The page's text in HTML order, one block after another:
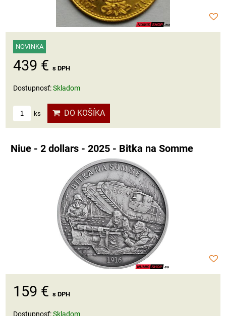
NOVINKA
439 € s DPH
Dostupnosť:Skladom
ks DO KOŠÍKA
Niue - 2 dollars - 2025 - Bitka na Somme
159 € s DPH
Dostupnosť:Skladom